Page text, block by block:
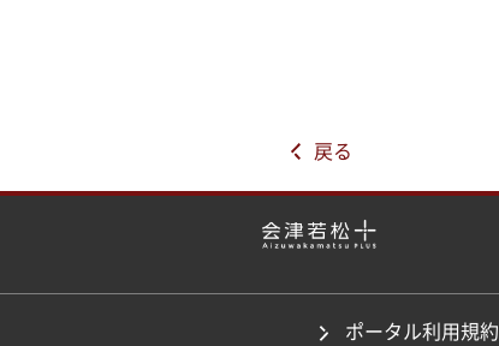
戻る
ポータル利用規約